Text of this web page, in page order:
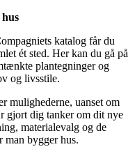
katalog får du
ét sted. Her kan du gå på
plantegninger og
og livsstile.
mulighederne, uanset om
gjort dig tanker om dit nye
materialevalg og de
man bygger hus.